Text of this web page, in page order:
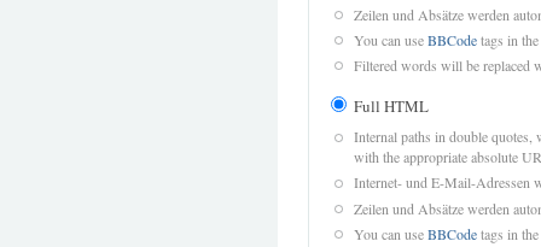
Zeilen und Absätze werden
You can useBBCodetags in
Filtered words will be replaced
Full HTML
Internal paths in double quotes,
with the appropriate absolute
Internet- und E-Mail-Adressen
Zeilen und Absätze werden
You can useBBCodetags in